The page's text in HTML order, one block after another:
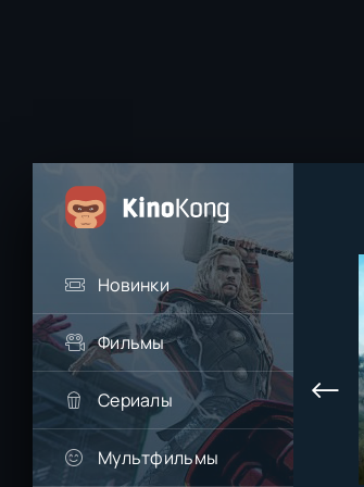
Новинки
Фильмы
Сериалы
Мультфильмы